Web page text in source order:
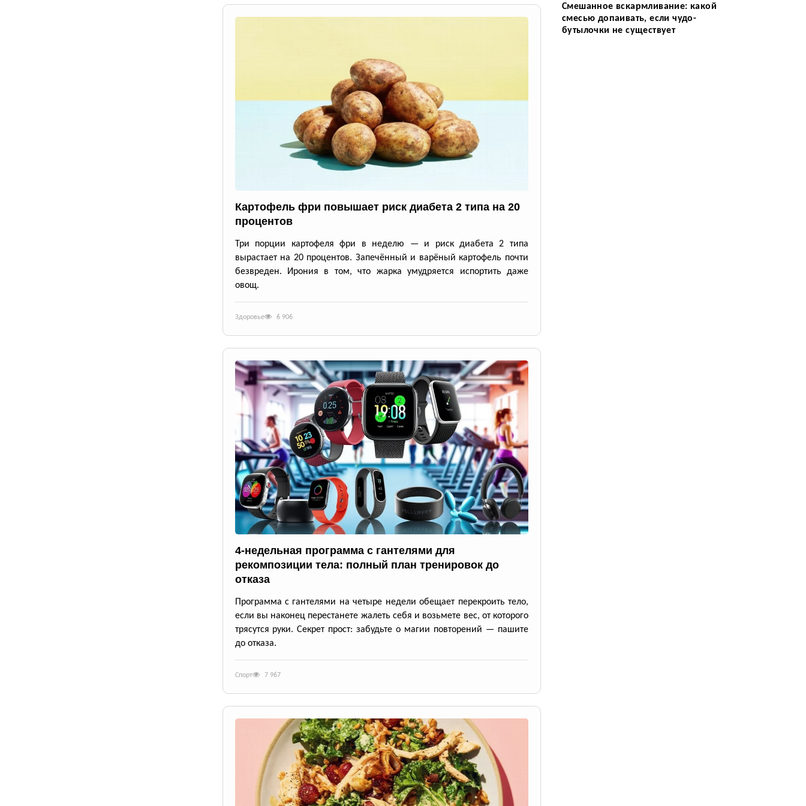
Картофель фри повышает риск диабета 2 типа на 20
процентов
Три порции картофеля фри в неделю — и риск диабета 2 типа
вырастает на 20 процентов. Запечённый и варёный картофель почти
безвреден. Ирония в том, что жарка умудряется испортить даже
овощ.
Здоровье 6 906
4-недельная программа с гантелями для
рекомпозиции тела: полный план тренировок до
отказа
Программа с гантелями на четыре недели обещает перекроить тело,
если вы наконец перестанете жалеть себя и возьмете вес, от которого
трясутся руки. Секрет прост: забудьте о магии повторений — пашите
до отказа.
Спорт 7 967
Смешанное вскармливание: какой
смесью допаивать, если чудо-
бутылочки не существует